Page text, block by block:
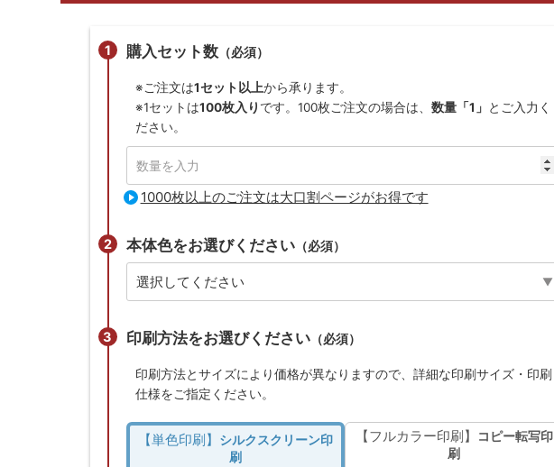
購入セット数（必須）
※ご注文は1セット以上から承ります。
※1セットは100枚入り です。100枚ご注文の場合は、 数量「1」 とご入力く
ださい。
1000枚以上のご注文は大口割ページがお得です
本体色をお選びください（必須）
印刷方法をお選びください（必須）
印刷方法とサイズにより価格が異なりますので、詳細な印刷サイズ・印刷
仕様をご指定ください。
【単色印刷】
シルクスクリーン印
刷
【フルカラー印刷】
コピー転写印
刷